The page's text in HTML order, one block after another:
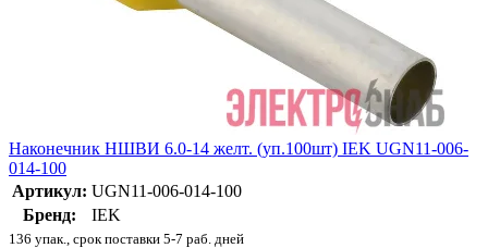
Наконечник НШВИ 6.0-14 желт. (уп.100шт) IEK UGN11-006-
014-100
Артикул: UGN11-006-014-100
Бренд:
IEK
136 упак., срок поставки 5-7 раб. дней